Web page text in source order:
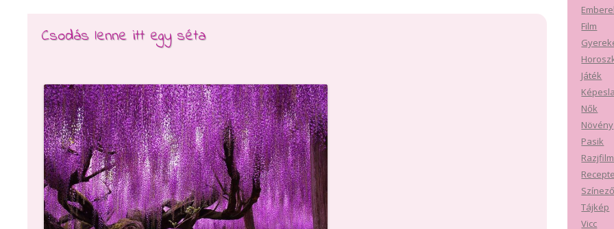
Csodás lenne itt egy séta
Film
Játék
Nők
Növény
Pasik
Razjfilm
Színező
Tájkép
Vicc